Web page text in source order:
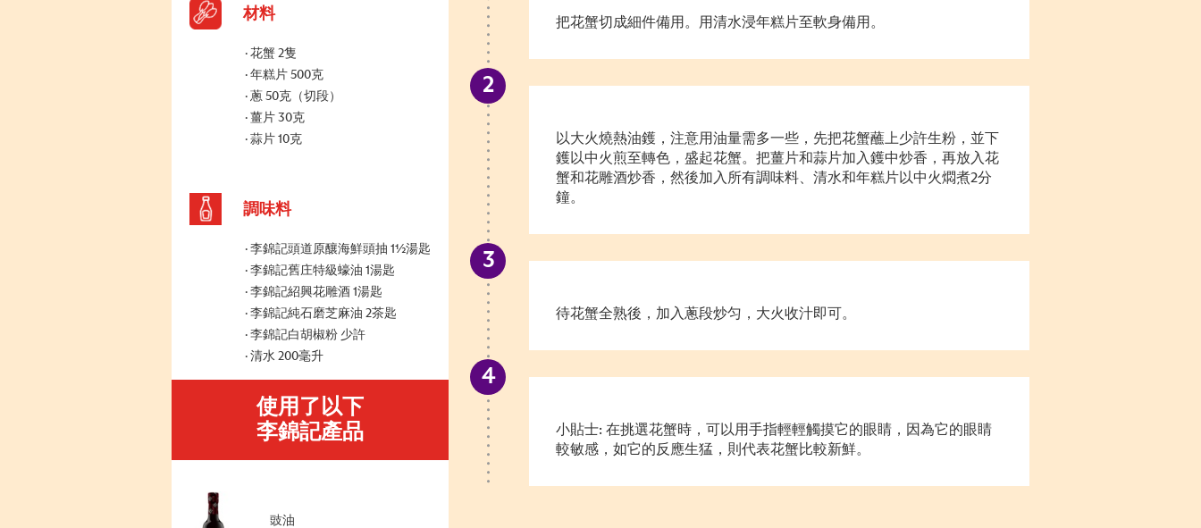
材料
花蟹 2隻
年糕片 500克
蔥 50克（切段）
薑片 30克
蒜片 10克
調味料
李錦記頭道原釀海鮮頭抽 1½湯匙
李錦記舊庄特級蠔油 1湯匙
李錦記紹興花雕酒 1湯匙
李錦記純石磨芝麻油 2茶匙
李錦記白胡椒粉 少許
清水 200毫升
使用了以下
李錦記產品
豉油
把花蟹切成細件備用。用清水浸年糕片至軟身備用。
以大火燒熱油鑊，注意用油量需多一些，先把花蟹蘸上少許生粉，並下
鑊以中火煎至轉色，盛起花蟹。把薑片和蒜片加入鑊中炒香，再放入花
蟹和花雕酒炒香，然後加入所有調味料、清水和年糕片以中火燜煮2分
鐘。
待花蟹全熟後，加入蔥段炒匀，大火收汁即可。
小貼士: 在挑選花蟹時，可以用手指輕輕觸摸它的眼睛，因為它的眼睛
較敏感，如它的反應生猛，則代表花蟹比較新鮮。